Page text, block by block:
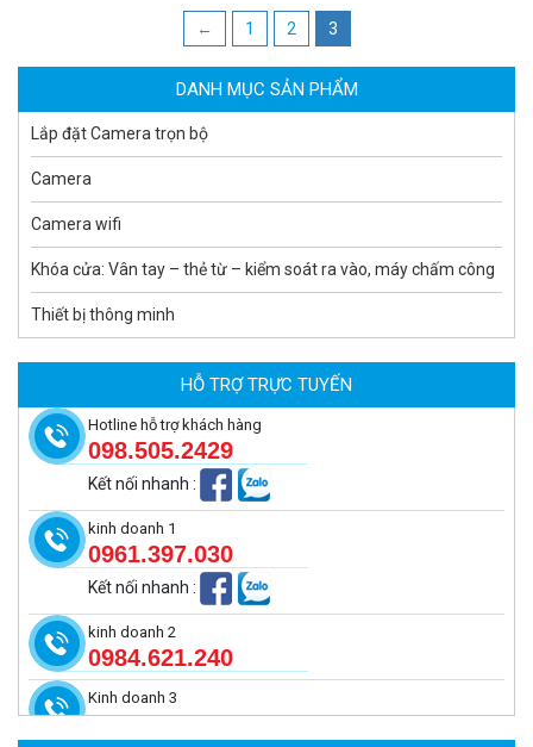
← 1 2 3
DANH MỤC SẢN PHẨM
Lắp đặt Camera trọn bộ
Camera
Camera wifi
Khóa cửa: Vân tay – thẻ từ – kiểm soát ra vào, máy chấm công
Thiết bị thông minh
HỖ TRỢ TRỰC TUYẾN
Hotline hỗ trợ khách hàng
098.505.2429
Kết nối nhanh :
kinh doanh 1
0961.397.030
Kết nối nhanh :
kinh doanh 2
0984.621.240
Kinh doanh 3
MUA NGAY
Camera tích hợp đầu báo nhiệt 2MP Hikfire HF-VH 221
1.679.000 đ
MUA NGAY
Camera tích hợp đầu báo nhiệt 2MP Hikfire HF-VH 223